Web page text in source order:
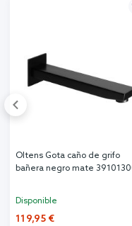
Oltens Gota caño de grifo
bañera negro mate
Disponible
119,95 €